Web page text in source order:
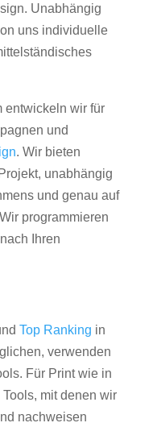
Unabhängig
uns individuelle
entwickeln wir für
und
. Wir bieten
unabhängig
und genau auf
programmieren
Ihren
Top Ranking in
verwenden
Für Print wie in
mit denen wir
nachweisen